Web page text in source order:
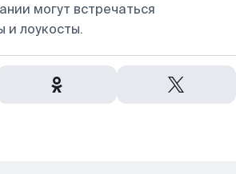
могут встречаться
и лоукосты.